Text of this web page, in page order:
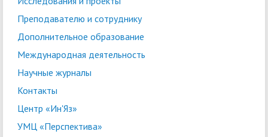
Преподавателю и сотруднику
Дополнительное образование
Международная деятельность
Научные журналы
Контакты
Центр «Ин'Яз»
УМЦ «Перспектива»